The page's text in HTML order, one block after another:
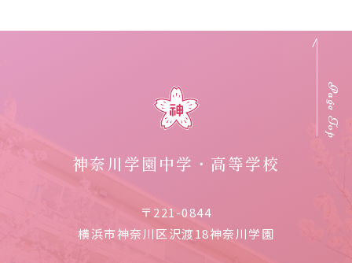
神奈川学園中学・高等学校
〒221-0844
横浜市神奈川区沢渡18神奈川学園
Page Top